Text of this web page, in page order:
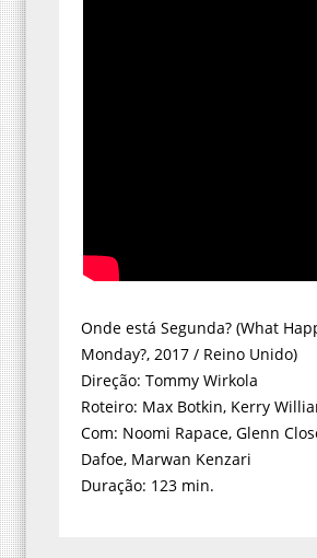
Onde está Segunda? (What
Monday?, 2017 / Reino Unido)
Direção: Tommy Wirkola
Roteiro: Max Botkin, Kerry
Com: Noomi Rapace, Glenn
Dafoe, Marwan Kenzari
Duração: 123 min.